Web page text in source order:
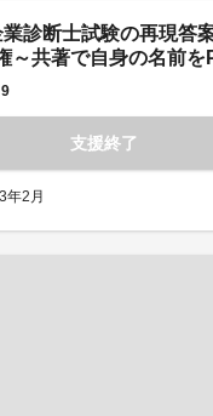
診断士試験の再現答
～共著で自身の名前を
9
支援終了
年2月